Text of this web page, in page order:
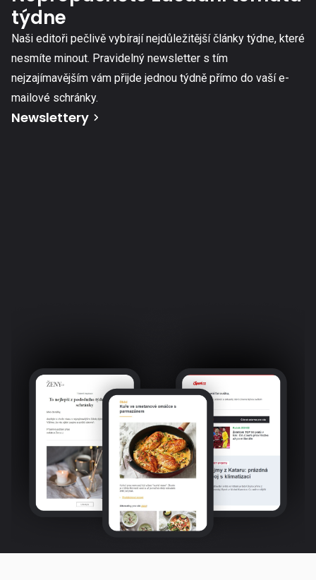
týdne
Naši editoři pečlivě vybírají nejdůležitější články týdne, které
nesmíte minout. Pravidelný newsletter s tím
nejzajímavějším vám přijde jednou týdně přímo do vaší e-
mailové schránky.
Newslettery